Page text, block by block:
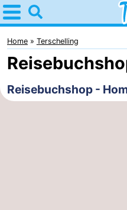
Home
Terschelling
Tipps
Für
Home Terschelling
Reisebuchshop -